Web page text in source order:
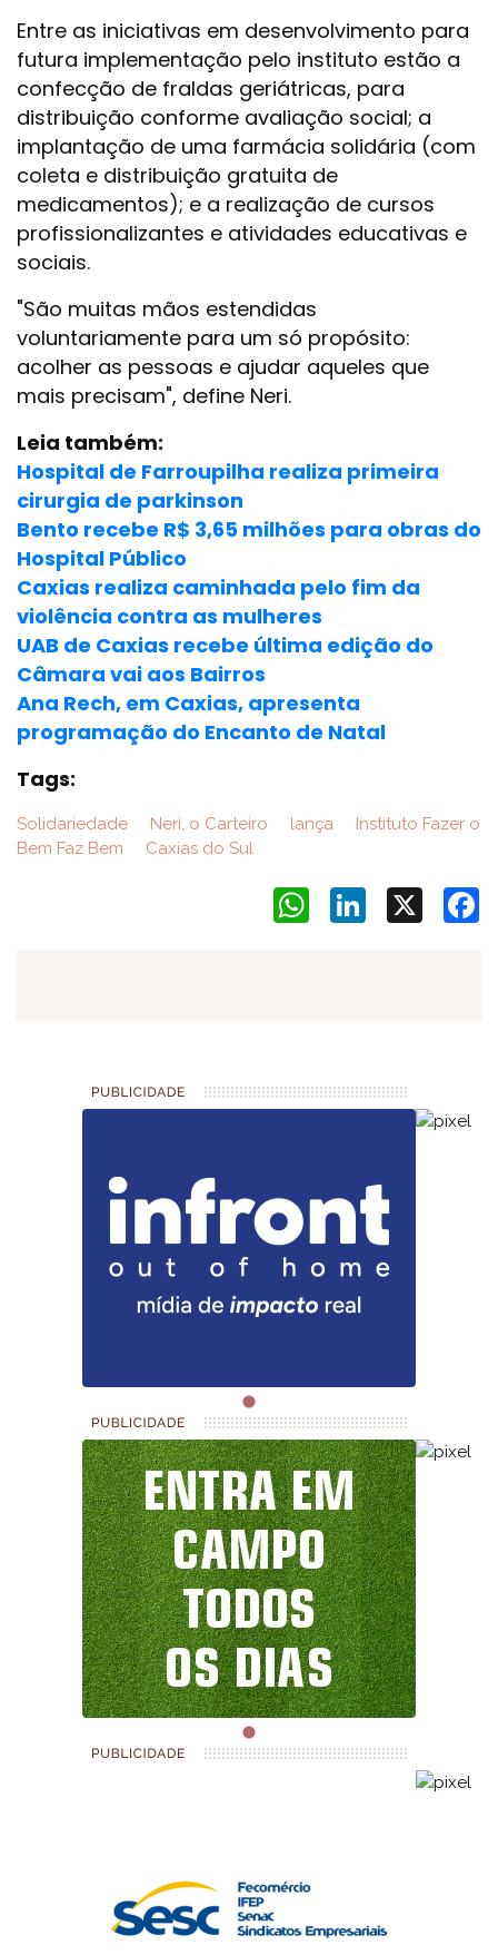
Entre as iniciativas em desenvolvimento para
futura implementação pelo instituto estão a
confecção de fraldas geriátricas, para
distribuição conforme avaliação social; a
implantação de uma farmácia solidária (com
coleta e distribuição gratuita de
medicamentos); e a realização de cursos
profissionalizantes e atividades educativas e
sociais.
"São muitas mãos estendidas
voluntariamente para um só propósito:
acolher as pessoas e ajudar aqueles que
mais precisam", define Neri.
Leia também:
Hospital de Farroupilha realiza primeira
cirurgia de parkinson
Bento recebe R$ 3,65 milhões para obras do
Hospital Público
Caxias realiza caminhada pelo fim da
violência contra as mulheres
UAB de Caxias recebe última edição do
Câmara vai aos Bairros
Ana Rech, em Caxias, apresenta
programação do Encanto de Natal
Tags:
Solidariedade Neri, o Carteiro lança
Instituto Fazer o
Bem Faz Bem
Caxias do Sul
LinkedIn
WhatsApp